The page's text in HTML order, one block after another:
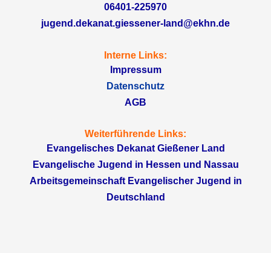
06401-225970
jugend.dekanat.giessener-land@ekhn.de
Interne Links:
Impressum
Datenschutz
AGB
Weiterführende Links:
Evangelisches Dekanat Gießener Land
Evangelische Jugend in Hessen und Nassau
Arbeitsgemeinschaft Evangelischer Jugend in
Deutschland